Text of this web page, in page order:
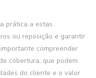
prática a estas
ou reposição e garantir
compreender
cobertura, que podem
do cliente e o valor